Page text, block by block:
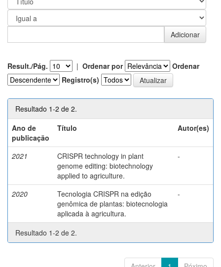
Result./Pág. | Ordenar por
Ordenar
Registro(s)
Resultado 1-2 de 2.
Ano de
publicação
Título Autor(es)
2021
CRISPR technology in plant
genome editing: biotechnology
applied to agriculture.
-
2020
Tecnologia CRISPR na edição
genômica de plantas: biotecnologia
aplicada à agricultura.
-
Resultado 1-2 de 2.